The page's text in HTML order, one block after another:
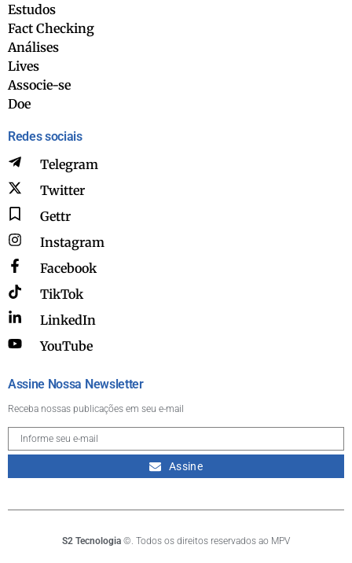
Estudos
Fact Checking
Análises
Lives
Associe-se
Doe
Redes sociais
Telegram
Twitter
Gettr
Instagram
Facebook
TikTok
LinkedIn
YouTube
Assine Nossa Newsletter
Receba nossas publicações em seu e-mail
Assine
S2 Tecnologia ©. Todos os direitos reservados ao MPV